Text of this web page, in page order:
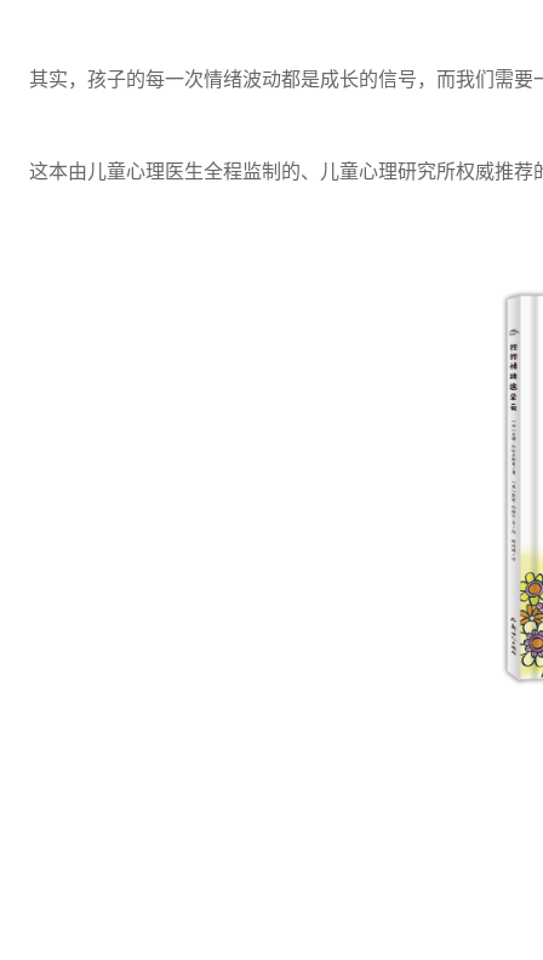
其实，孩子的每一次情绪波动都是成长的信号，而我们需
这本由儿童心理医生全程监制的、儿童心理研究所权威推